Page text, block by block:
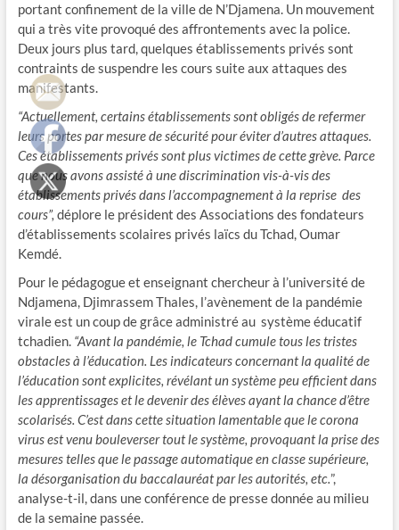
portant confinement de la ville de N’Djamena. Un mouvement
qui a très vite provoqué des affrontements avec la police.
Deux jours plus tard, quelques établissements privés sont
contraints de suspendre les cours suite aux attaques des
manifestants.
“Actuellement, certains établissements sont obligés de refermer
leurs portes par mesure de sécurité pour éviter d’autres attaques.
Ces établissements privés sont plus victimes de cette grève. Parce
que nous avons assisté à une discrimination vis-à-vis des
établissements privés dans l’accompagnement à la reprise des
cours”, déplore le président des Associations des fondateurs
d’établissements scolaires privés laïcs du Tchad, Oumar
Kemdé.
Pour le pédagogue et enseignant chercheur à l’université de
Ndjamena, Djimrassem Thales, l’avènement de la pandémie
virale est un coup de grâce administré au système éducatif
tchadien. “Avant la pandémie, le Tchad cumule tous les tristes
obstacles à l’éducation. Les indicateurs concernant la qualité de
l’éducation sont explicites, révélant un système peu efficient dans
les apprentissages et le devenir des élèves ayant la chance d’être
scolarisés. C’est dans cette situation lamentable que le corona
virus est venu bouleverser tout le système, provoquant la prise des
mesures telles que le passage automatique en classe supérieure,
la désorganisation du baccalauréat par les autorités, etc.”,
analyse-t-il, dans une conférence de presse donnée au milieu
de la semaine passée.